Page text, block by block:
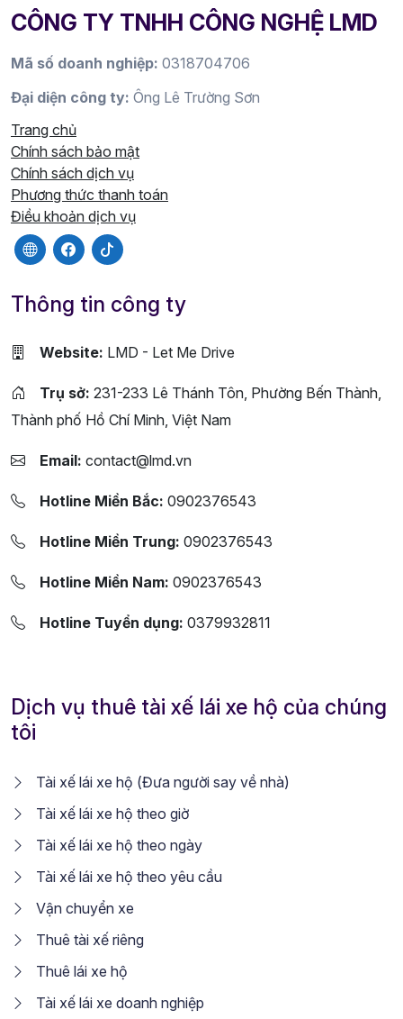
CÔNG TY TNHH CÔNG NGHỆ LMD
Mã số doanh nghiệp: 0318704706
Đại diện công ty: Ông Lê Trường Sơn
Trang chủ
Chính sách bảo mật
Chính sách dịch vụ
Phương thức thanh toán
Điều khoản dịch vụ
Thông tin công ty
Website: LMD - Let Me Drive
Trụ sở: 231-233 Lê Thánh Tôn, Phường Bến Thành,
Thành phố Hồ Chí Minh, Việt Nam
Email: contact@lmd.vn
Hotline Miền Bắc: 0902376543
Hotline Miền Trung: 0902376543
Hotline Miền Nam: 0902376543
Hotline Tuyển dụng: 0379932811
Dịch vụ thuê tài xế lái xe hộ của chúng
tôi
Tài xế lái xe hộ (Đưa người say về nhà)
Tài xế lái xe hộ theo giờ
Tài xế lái xe hộ theo ngày
Tài xế lái xe hộ theo yêu cầu
Vận chuyển xe
Thuê tài xế riêng
Thuê lái xe hộ
Tài xế lái xe doanh nghiệp